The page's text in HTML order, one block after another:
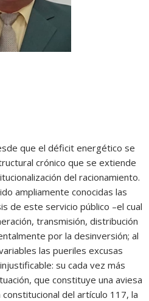
que el déficit energético se
crónico que se extiende
del racionamiento.
ampliamente conocidas las
de este servicio público –el cual
transmisión, distribución
por la desinversión; al
las pueriles excusas
su cada vez más
que constituye una aviesa
del artículo 117, la